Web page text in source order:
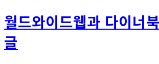
월드와이드웹과 다이너
글